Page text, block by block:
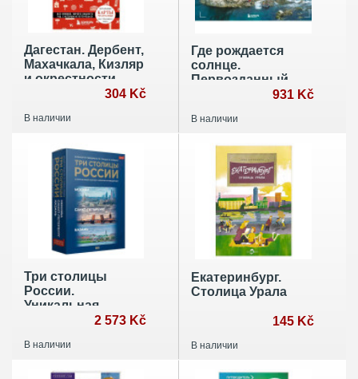
Дагестан. Дербент,
Махачкала, Кизляр
и окрестности
304 Kč
В наличии
Где рождается
солнце.
Первозданный
Дальний Восток
фотографов-
931 Kč
В наличии
Три столицы
России.
Уникальная
Россия. В футляре
2 573 Kč
В наличии
Екатеринбург.
Столица Урала
145 Kč
В наличии